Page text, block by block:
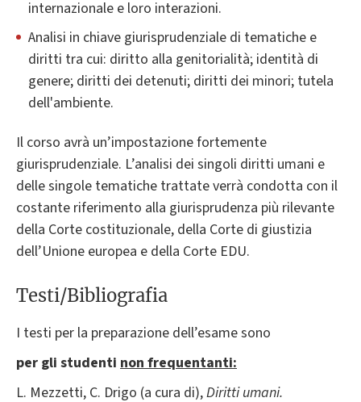
internazionale e loro interazioni.
Analisi in chiave giurisprudenziale di tematiche e
diritti tra cui: diritto alla genitorialità; identità di
genere; diritti dei detenuti; diritti dei minori; tutela
dell'ambiente.
Il corso avrà un’impostazione fortemente
giurisprudenziale. L’analisi dei singoli diritti umani e
delle singole tematiche trattate verrà condotta con il
costante riferimento alla giurisprudenza più rilevante
della Corte costituzionale, della Corte di giustizia
dell’Unione europea e della Corte EDU.
Testi/Bibliografia
I testi per la preparazione dell’esame sono
per gli studenti non frequentanti:
L. Mezzetti, C. Drigo (a cura di),Diritti umani.